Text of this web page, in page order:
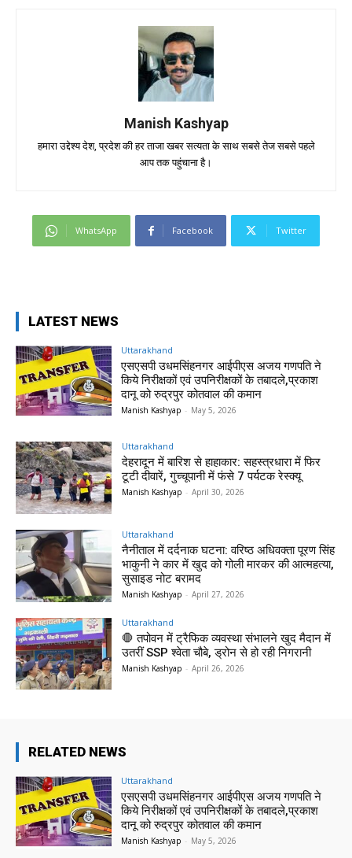
Manish Kashyap
हमारा उद्देश्य देश, प्रदेश की हर ताजा खबर सत्यता के साथ सबसे तेज सबसे पहले
आप तक पहुंचाना है।
WhatsApp Facebook Twitter
LATEST NEWS
Uttarakhand
एसएसपी उधमसिंहनगर आईपीएस अजय गणपति ने
किये निरीक्षकों एवं उपनिरीक्षकों के तबादले,प्रकाश
दानू को रुद्रपुर कोतवाल की कमान
Manish Kashyap - May 5, 2026
Uttarakhand
देहरादून में बारिश से हाहाकार: सहस्त्रधारा में फिर
टूटी दीवारें, गुच्चूपानी में फंसे 7 पर्यटक रेस्क्यू
Manish Kashyap - April 30, 2026
Uttarakhand
नैनीताल में दर्दनाक घटना: वरिष्ठ अधिवक्ता पूरण सिंह
भाकुनी ने कार में खुद को गोली मारकर की आत्महत्या,
सुसाइड नोट बरामद
Manish Kashyap - April 27, 2026
Uttarakhand
🛑 तपोवन में ट्रैफिक व्यवस्था संभालने खुद मैदान में
उतरीं SSP श्वेता चौबे, ड्रोन से हो रही निगरानी
Manish Kashyap - April 26, 2026
RELATED NEWS
Uttarakhand
एसएसपी उधमसिंहनगर आईपीएस अजय गणपति ने
किये निरीक्षकों एवं उपनिरीक्षकों के तबादले,प्रकाश
दानू को रुद्रपुर कोतवाल की कमान
Manish Kashyap - May 5, 2026